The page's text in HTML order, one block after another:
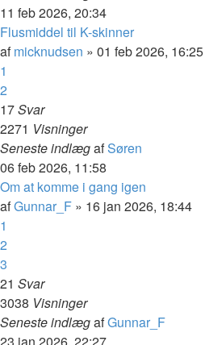
11 feb 2026, 20:34
Flusmiddel til K-skinner
afmicknudsen » 01 feb 2026, 16:25
1
2
17Svar
2271 Visninger
Seneste indlægafSøren
06 feb 2026, 11:58
Om at komme i gang igen
afGunnar_F » 16 jan 2026, 18:44
1
2
3
21 Svar
3038 Visninger
Seneste indlægafGunnar_F